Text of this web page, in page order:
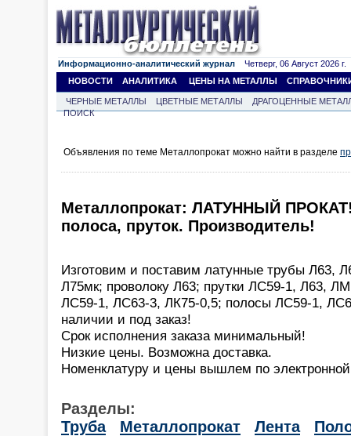
Информационно-аналитический журнал Четверг, 06 Август 2026 г.
НОВОСТИ
АНАЛИТИКА ЦЕНЫ НА МЕТАЛЛЫ
ЧЕРНЫЕ МЕТАЛЛЫ ЦВЕТНЫЕ МЕТАЛЛЫ
ДРАГОЦЕННЫЕ
ПОИСК
Объявления по теме Металлопрокат можно найти в разделе
Металлопрокат: ЛАТУННЫЙ
полоса, пруток. Производитель!
Изготовим и поставим латунные трубы
Л75мк; проволоку Л63; прутки ЛС59-1, Л63,
ЛС59-1, ЛС63-3, ЛК75-0,5; полосы ЛС59-1,
наличии и под заказ!
Срок исполнения заказа минимальный!
Низкие цены. Возможна доставка.
Номенклатуру и цены вышлем по
Разделы:
Труба
Металлопрокат Лента